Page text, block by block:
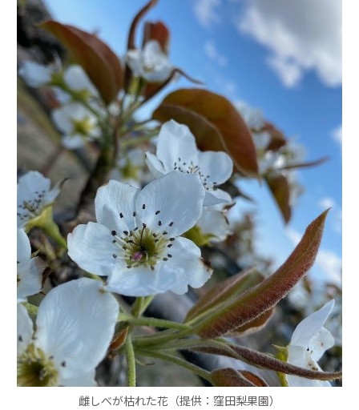
雌しべが枯れた花（提供：窪田梨果園）